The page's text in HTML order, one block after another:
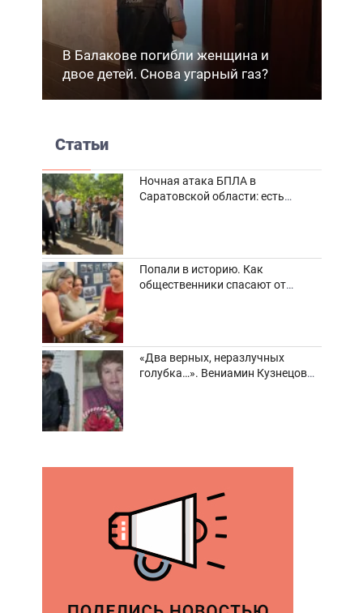
В Балакове погибли женщина и
двое детей. Снова угарный газ?
Статьи
Ночная атака БПЛА в
Саратовской области: есть
Попали в историю. Как
общественники спасают от
«Два верных, неразлучных
голубка…». Вениамин Кузнецов